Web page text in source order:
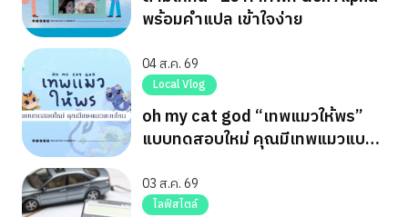
พร้อมคำแปล เข้าใจง่าย
04 ส.ค. 69
Local Vlog
oh my cat god “เทพแมวให้พร”
แบบทดสอบใหม่ คุณมีเทพแมวแบบ
03 ส.ค. 69
ไลฟ์สไตล์